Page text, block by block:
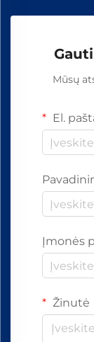
Mūsų
El.
Įmonės
Žinutė